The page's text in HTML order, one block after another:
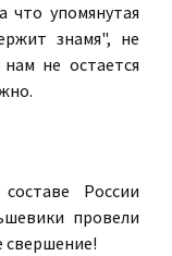
упомянутая
знамя", не
не остается
России
провели
свершение!